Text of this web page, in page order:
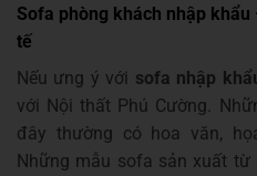
Sofa phòng khách nhập
tế
Nếu ưng ý với sofa nhập
với Nội thất Phú Cường.
đây thường có hoa văn,
Những mẫu sofa sản xuất